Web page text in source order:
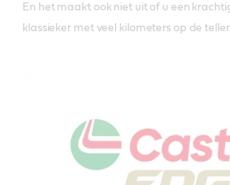
En het maakt ook niet uit of u een
klassieker met veel kilometers op de teller.